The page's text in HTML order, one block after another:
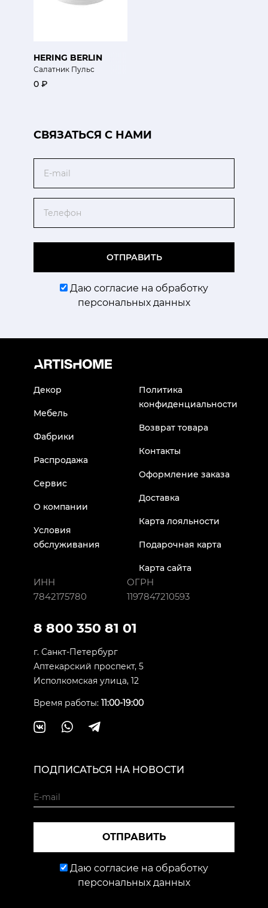
HERING BERLIN
Салатник Пульс
0 ₽
CВЯЗАТЬСЯ С НАМИ
ОТПРАВИТЬ
Даю согласие на обработку
персональных данных
Декор
Мебель
Фабрики
Распродажа
Сервис
О компании
Условия
обслуживания
Политика
конфиденциальности
Возврат товара
Контакты
Оформление заказа
Доставка
Карта лояльности
Подарочная карта
Карта сайта
ИНН
7842175780
ОГРН
1197847210593
8 800 350 81 01
г. Санкт-Петербург
Аптекарский проспект, 5
Исполкомская улица, 12
Время работы: 11:00-19:00
ПОДПИСАТЬСЯ НА НОВОСТИ
ОТПРАВИТЬ
Даю согласие на обработку
персональных данных